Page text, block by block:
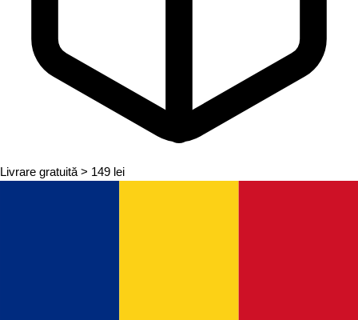
Livrare gratuită > 149 lei